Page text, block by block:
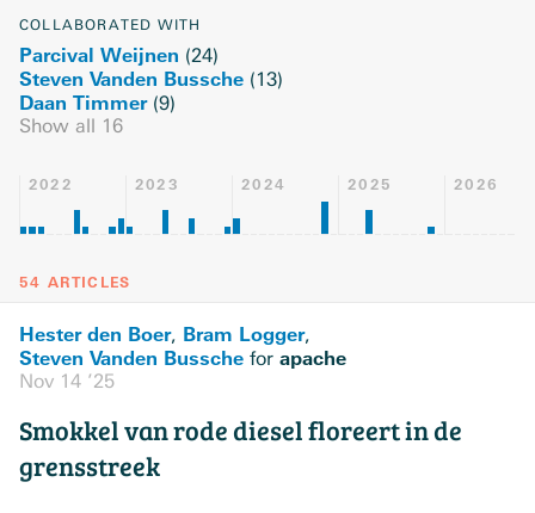
COLLABORATED WITH
Parcival Weijnen (24)
Steven Vanden Bussche (13)
Daan Timmer (9)
Show all 16
2022 2023 2024 2025 2026
54 ARTICLES
Hester den Boer, Bram Logger,
Steven Vanden Bussche for apache
Nov 14 ’25
Smokkel van rode diesel floreert in de
grensstreek